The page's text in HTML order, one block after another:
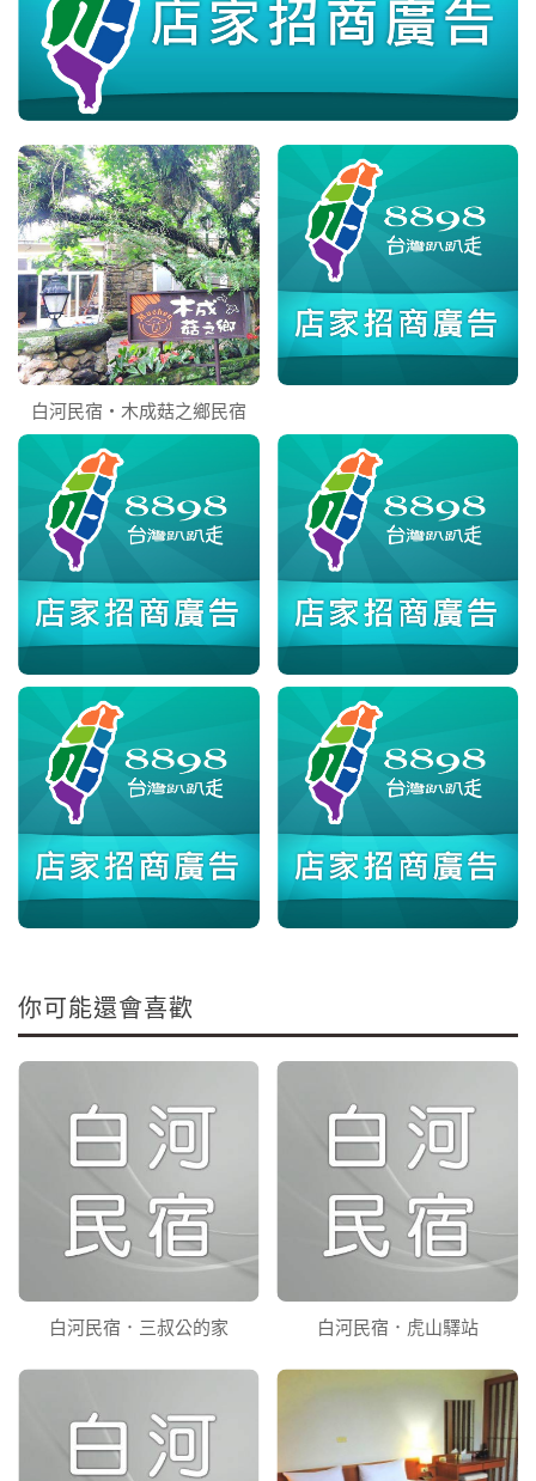
白河民宿‧木成菇之鄉民宿
你可能還會喜歡
白河民宿．三叔公的家 白河民宿．虎山驛站